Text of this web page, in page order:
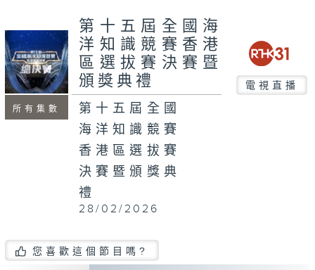
6
seconds
所有集數
第十五屆全國海
洋知識競賽香港
區選拔賽決賽暨
頒獎典禮
電視直播
第十五屆全國
海洋知識競賽
香港區選拔賽
決賽暨頒獎典
禮
28/02/2026
您喜歡這個節目嗎?